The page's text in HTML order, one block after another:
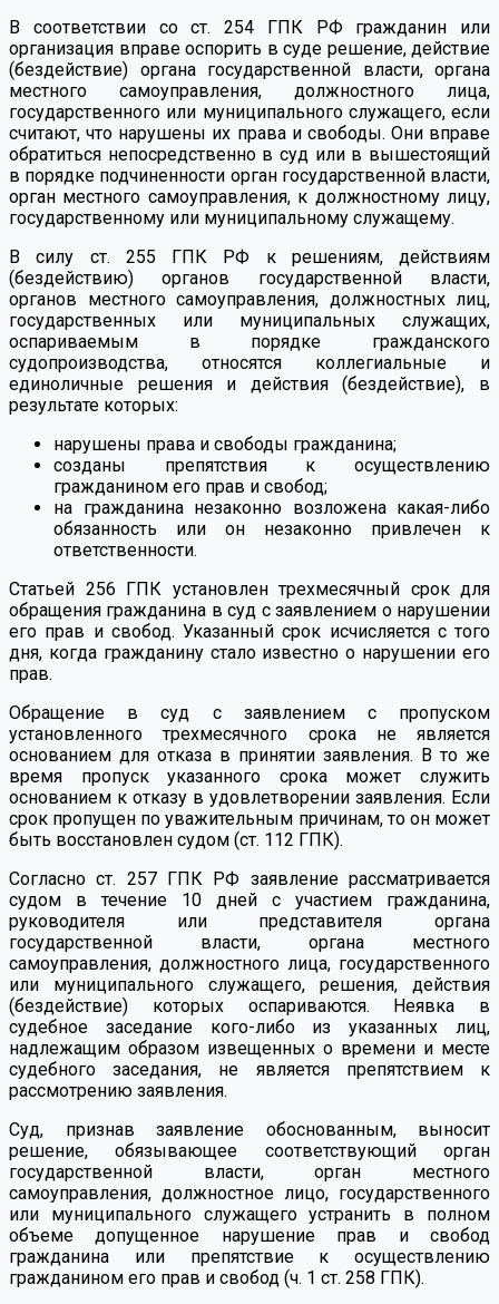
В соответствии со ст. 254 ГПК РФ гражданин или
организация вправе оспорить в суде решение, действие
(бездействие) органа государственной власти, органа
местного самоуправления, должностного лица,
государственного или муниципального служащего, если
считают, что нарушены их права и свободы. Они вправе
обратиться непосредственно в суд или в вышестоящий
в порядке подчиненности орган государственной власти,
орган местного самоуправления, к должностному лицу,
государственному или муниципальному служащему.
В силу ст. 255 ГПК РФ к решениям, действиям
(бездействию) органов государственной власти,
органов местного самоуправления, должностных лиц,
государственных или муниципальных служащих,
оспариваемым в порядке гражданского
судопроизводства, относятся коллегиальные и
единоличные решения и действия (бездействие), в
результате которых:
нарушены права и свободы гражданина;
созданы препятствия к осуществлению
гражданином его прав и свобод;
на гражданина незаконно возложена какая-либо
обязанность или он незаконно привлечен к
ответственности.
Статьей 256 ГПК установлен трехмесячный срок для
обращения гражданина в суд с заявлением о нарушении
его прав и свобод. Указанный срок исчисляется с того
дня, когда гражданину стало известно о нарушении его
прав.
Обращение в суд с заявлением с пропуском
установленного трехмесячного срока не является
основанием для отказа в принятии заявления. В то же
время пропуск указанного срока может служить
основанием к отказу в удовлетворении заявления. Если
срок пропущен по уважительным причинам, то он может
быть восстановлен судом (ст. 112 ГПК).
Согласно ст. 257 ГПК РФ заявление рассматривается
судом в течение 10 дней с участием гражданина,
руководителя или представителя органа
государственной власти, органа местного
самоуправления, должностного лица, государственного
или муниципального служащего, решения, действия
(бездействие) которых оспариваются. Неявка в
судебное заседание кого-либо из указанных лиц,
надлежащим образом извещенных о времени и месте
судебного заседания, не является препятствием к
рассмотрению заявления.
Суд, признав заявление обоснованным, выносит
решение, обязывающее соответствующий орган
государственной власти, орган местного
самоуправления, должностное лицо, государственного
или муниципального служащего устранить в полном
объеме допущенное нарушение прав и свобод
гражданина или препятствие к осуществлению
гражданином его прав и свобод (ч. 1 ст. 258 ГПК).